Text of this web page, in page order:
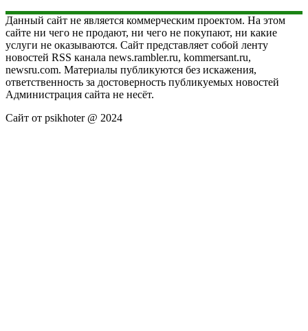
Данный сайт не является коммерческим проектом. На этом
сайте ни чего не продают, ни чего не покупают, ни какие
услуги не оказываются. Сайт представляет собой ленту
новостей RSS канала news.rambler.ru, kommersant.ru,
newsru.com. Материалы публикуются без искажения,
ответственность за достоверность публикуемых новостей
Администрация сайта не несёт.
Сайт от psikhoter @ 2024